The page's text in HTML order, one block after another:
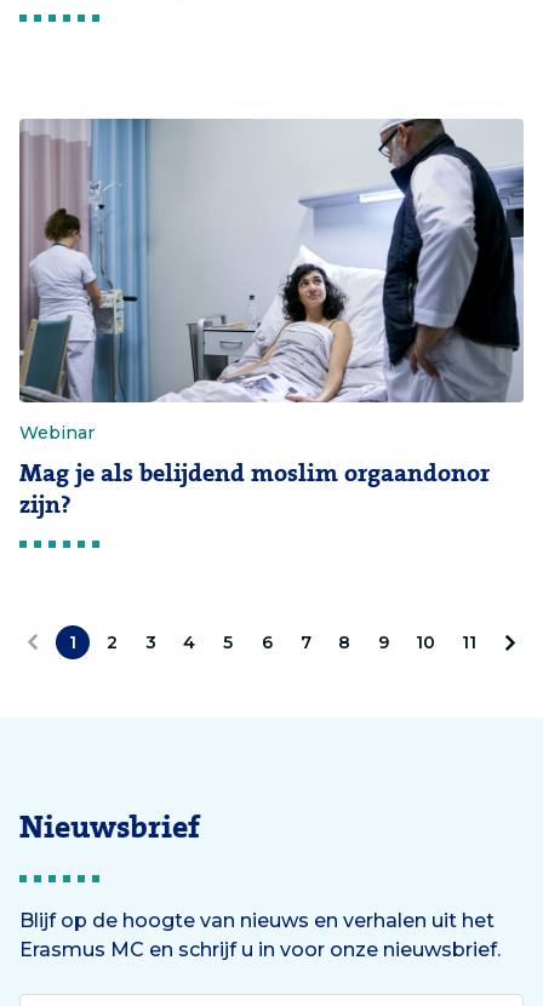
Webinar
Mag je als belijdend moslim orgaandonor
zijn?
i
e
1 2 3 4 5 6 7 8 9 10
11
Nieuwsbrief
Blijf op de hoogte van nieuws en verhalen uit het
Erasmus MC en schrijf u in voor onze nieuwsbrief.